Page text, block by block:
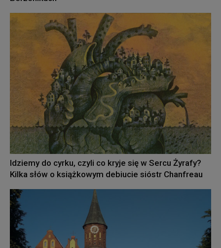
Idziemy do cyrku, czyli co kryje się w Sercu Żyrafy?
Kilka słów o książkowym debiucie sióstr Chanfreau